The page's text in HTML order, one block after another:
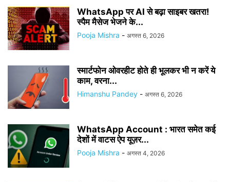
WhatsApp पर AI से बढ़ा साइबर खतरा!
स्पैम मैसेज भेजने के...
Pooja Mishra - अगस्त 6, 2026
स्मार्टफोन ओवरहीट होते ही भूलकर भी न करें ये
काम, वरना...
Himanshu Pandey - अगस्त 6, 2026
WhatsApp Account : भारत समेत कई
देशों में वाटस ऐप यूज़र...
Pooja Mishra - अगस्त 4, 2026